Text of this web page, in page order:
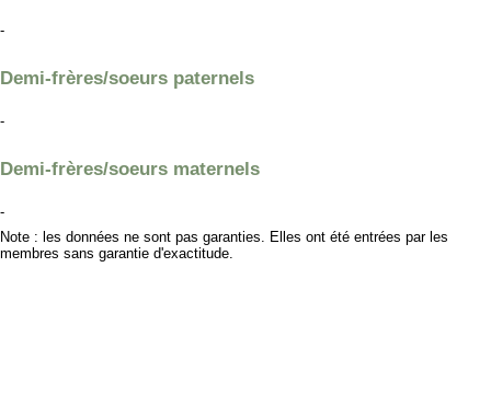
-
Demi-frères/soeurs paternels
-
Demi-frères/soeurs maternels
-
Note : les données ne sont pas garanties. Elles ont été entrées par les
membres sans garantie d'exactitude.